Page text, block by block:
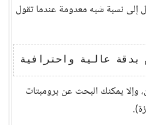
نسبة شبه معدومة عندما تقول
وإلا يمكنك البحث عن برومبتات